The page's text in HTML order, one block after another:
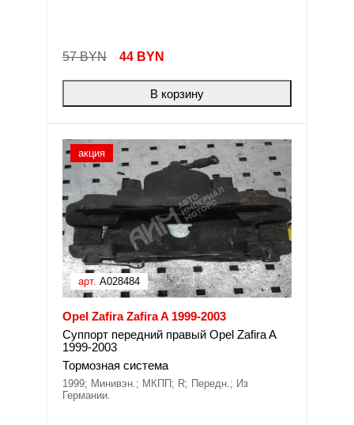
57 BYN 44 BYN
В корзину
акция
арт. A028484
Opel Zafira Zafira A 1999-2003
Суппорт передний правый Opel Zafira A
1999-2003
Тормозная система
1999; Минивэн.; МКПП; R; Передн.; Из
Германии.